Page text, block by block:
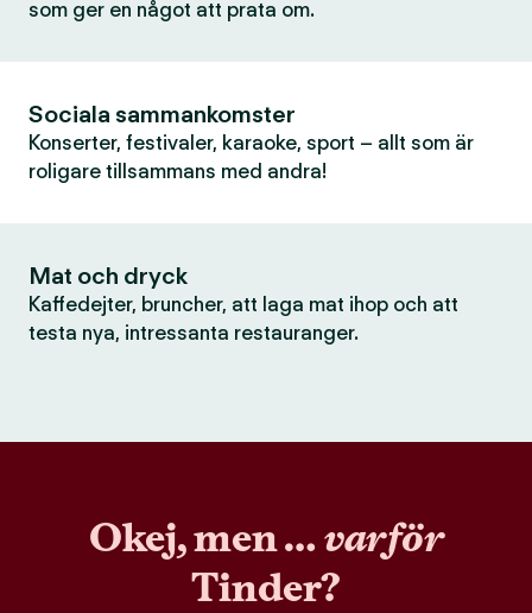
som ger en något att prata om.
Sociala sammankomster
Konserter, festivaler, karaoke, sport – allt som är
roligare tillsammans med andra!
Mat och dryck
Kaffedejter, bruncher, att laga mat ihop och att
testa nya, intressanta restauranger.
Okej, men …varför
Tinder?